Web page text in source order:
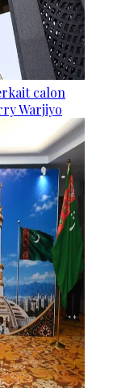
calon
Warjiyo